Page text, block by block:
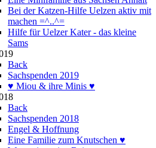
Bei der Katzen-Hilfe Uelzen aktiv mit
machen =^..^=
Hilfe für Uelzer Kater - das kleine
Sams
Back
Sachspenden 2019
♥ Miou & ihre Minis ♥
Back
Sachspenden 2018
Engel & Hoffnung
Eine Familie zum Knutschen ♥